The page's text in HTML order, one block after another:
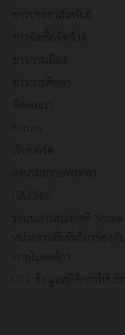
ข่าวจัดซื้อจัดจ้าง
ข่าวการศึกษา
ระบบสารสนเทศที่ Share
หน่วยงานอื่นที่เกี่ยวข้องกับ
ภายในองค์กร